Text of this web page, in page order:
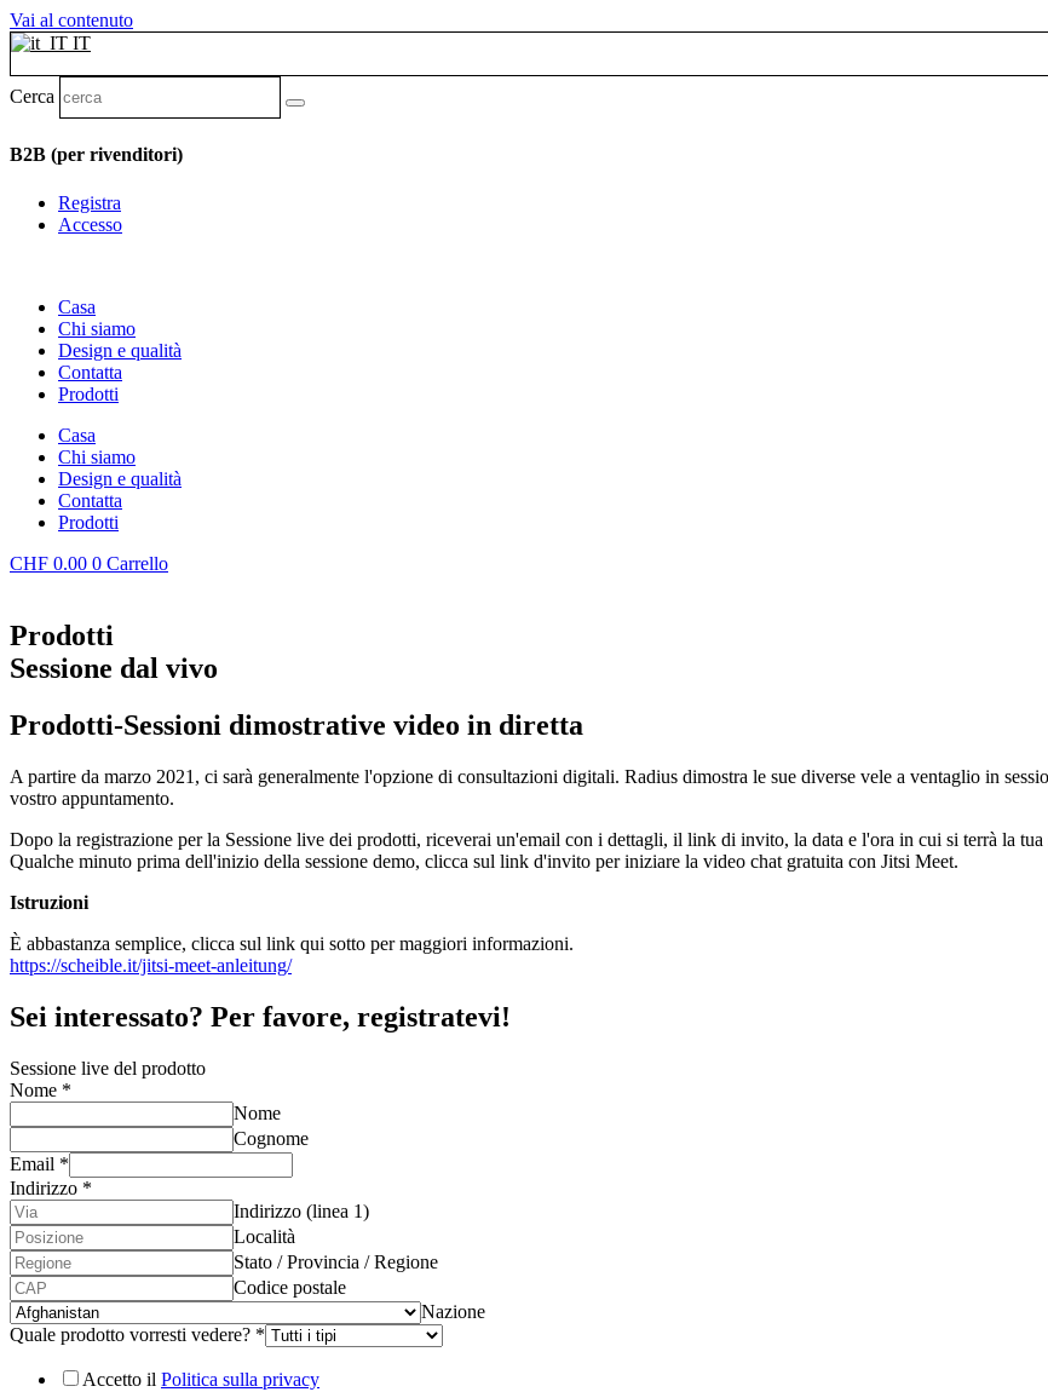
Vai al contenuto
IT
Cerca
B2B (per rivenditori)
Registra
Accesso
Casa
Chi siamo
Design e qualità
Contatta
Prodotti
Casa
Chi siamo
Design e qualità
Contatta
Prodotti
CHF 0.00 0 Carrello
Prodotti
Sessione dal vivo
Prodotti-Sessioni dimostrative video in diretta
A partire da marzo 2021, ci sarà generalmente l'opzione di consultazioni digitali. Radius dimostra le sue diverse vele a ventaglio in
vostro appuntamento.
Dopo la registrazione per la Sessione live dei prodotti, riceverai un'email con i dettagli, il link di invito, la data e l'ora in cui si terrà la tua
Qualche minuto prima dell'inizio della sessione demo, clicca sul link d'invito per iniziare la video chat gratuita con Jitsi Meet.
Istruzioni
È abbastanza semplice, clicca sul link qui sotto per maggiori informazioni.
https://scheible.it/jitsi-meet-anleitung/
Sei interessato? Per favore, registratevi!
Sessione live del prodotto
Nome *
Nome
Cognome
Email *
Indirizzo *
Indirizzo (linea 1)
Località
Stato / Provincia / Regione
Codice postale
Nazione
Quale prodotto vorresti vedere? *
Accetto il Politica sulla privacy